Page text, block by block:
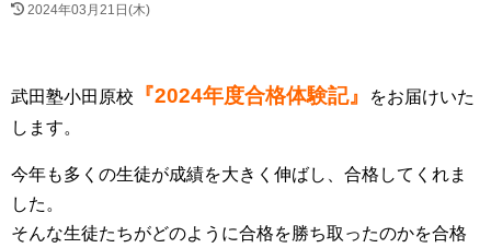
2024年03月21日(木)
武田塾小田原校 『2024年度合格体験記』
をお届けいた
します。
今年も多くの生徒が成績を大きく伸ばし、合格してくれま
した。
そんな生徒たちがどのように合格を勝ち取ったのかを合格